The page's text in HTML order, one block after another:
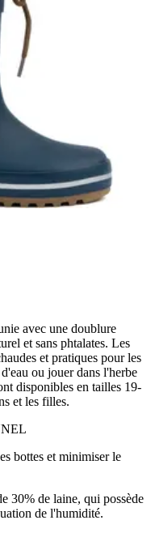
avec une doublure
et sans phtalates. Les
et pratiques pour les
ou jouer dans l'herbe
disponibles en tailles 19-
et les filles.
bottes et minimiser le
30% de laine, qui possède
de l'humidité.